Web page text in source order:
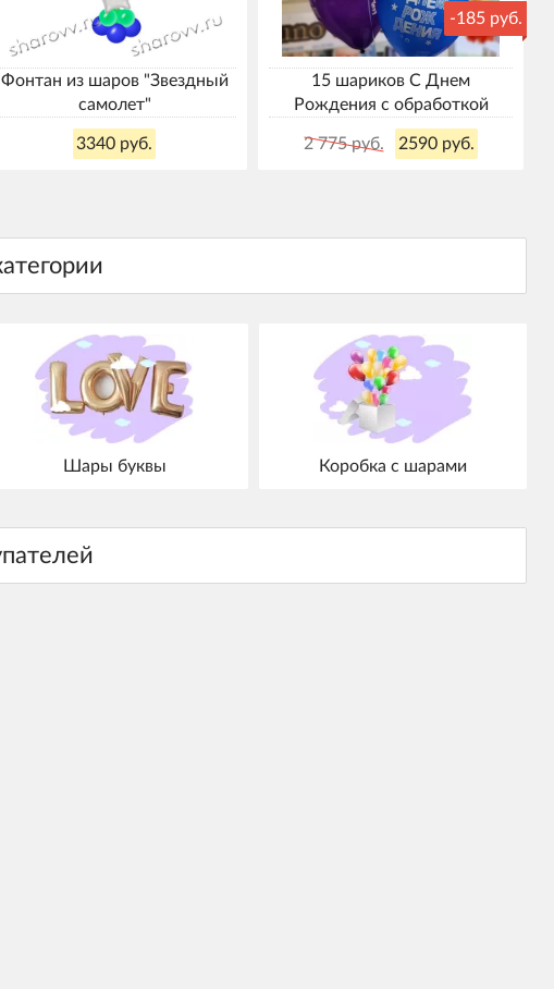
Фонтан из шаров "Звездный
самолет"
3340 руб.
-185 руб.
15 шариков С Днем
Рождения с обработкой
2 775 руб. 2590 руб.
Шары буквы Коробка с шарами